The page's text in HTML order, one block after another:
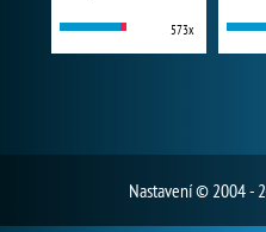
573x
Nastavení© 2004 -